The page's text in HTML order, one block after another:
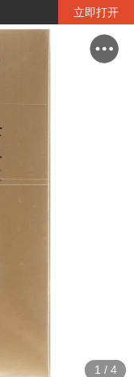
立即打开
1 / 4